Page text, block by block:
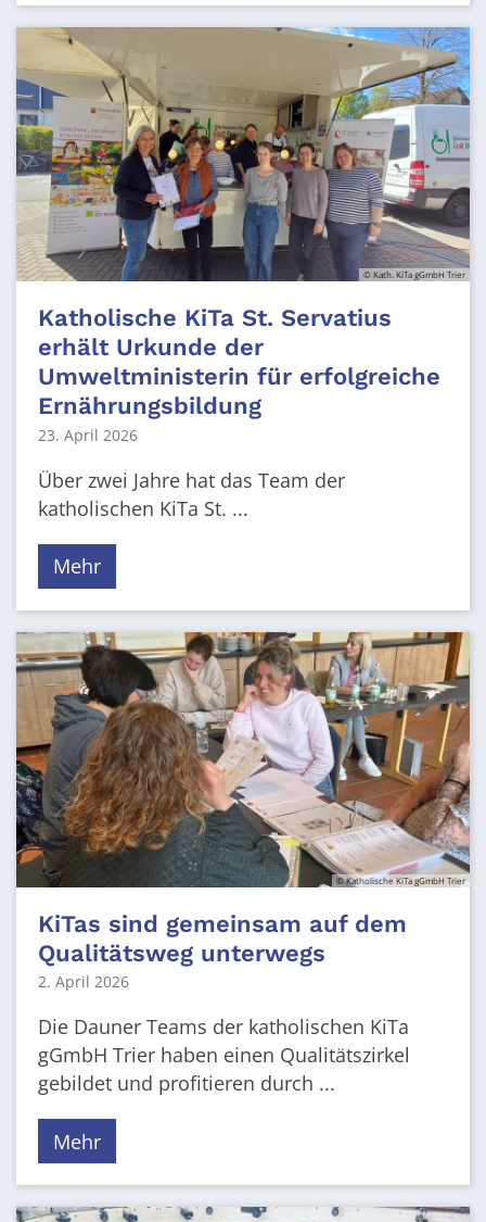
© Kath. KiTa gGmbH Trier
Katholische KiTa St. Servatius
erhält Urkunde der
Umweltministerin für erfolgreiche
Ernährungsbildung
23. April 2026
Über zwei Jahre hat das Team der
katholischen KiTa St. ...
Mehr
© Katholische KiTa gGmbH Trier
KiTas sind gemeinsam auf dem
Qualitätsweg unterwegs
2. April 2026
Die Dauner Teams der katholischen KiTa
gGmbH Trier haben einen Qualitätszirkel
gebildet und profitieren durch ...
Mehr